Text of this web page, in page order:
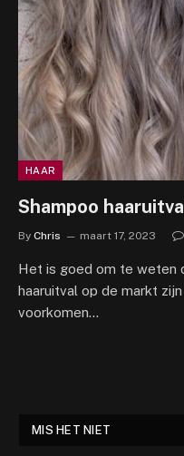
HAAR
Shampoo
By Chris maart 17, 2023
Het is goed om te weten
haaruitval op de markt
voorkomen…
MIS HET NIET